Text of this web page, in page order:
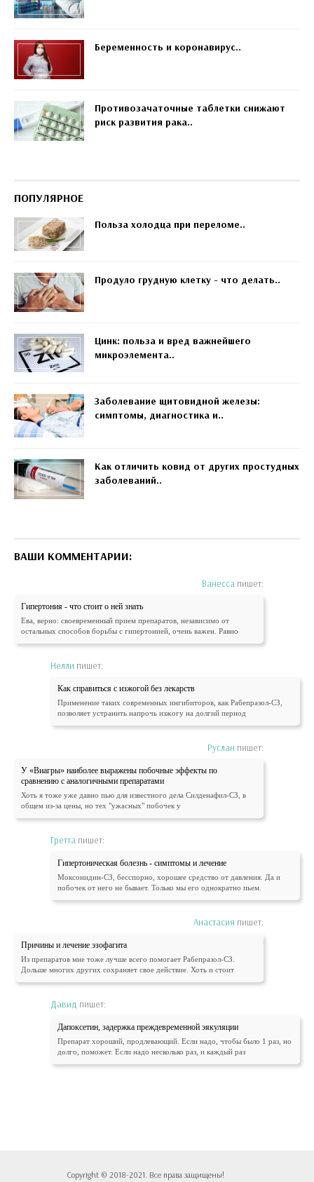
Беременность и коронавирус..
Противозачаточные таблетки снижают
риск развития рака..
ПОПУЛЯРНОЕ
Польза холодца при переломе..
Продуло грудную клетку - что делать..
Цинк: польза и вред важнейшего
микроэлемента..
Заболевание щитовидной железы:
симптомы, диагностика и..
Как отличить ковид от других простудных
заболеваний..
ВАШИ КОММЕНТАРИИ:
Ванесса пишет:
Гипертония - что стоит о ней знать
Ева, верно: своевременный прием препаратов, независимо от
остальных способов борьбы с гипертонией, очень важен. Равно
Нелли пишет:
Как справиться с изжогой без лекарств
Применение таких современных ингибиторов, как Рабепразол-СЗ,
позволяет устранить напрочь изжогу на долгий период
Руслан пишет:
У «Виагры» наиболее выражены побочные эффекты по
сравнению с аналогичными препаратами
Хоть я тоже уже давно пью для известного дела Силденафил-СЗ, в
общем из-за цены, но тех "ужасных" побочек у
Гретта пишет:
Гипертоническая болезнь - симптомы и лечение
Моксонидин-СЗ, бесспорно, хорошее средство от давления. Да и
побочек от него не бывает. Только мы его однократно пьем.
Анастасия пишет:
Причины и лечение эзофагита
Из препаратов мне тоже лучше всего помогает Рабепразол-СЗ.
Дольше многих других сохраняет свое действие. Хоть и стоит
Давид пишет:
Дапоксетин, задержка преждевременной эякуляции
Препарат хороший, продлевающий. Если надо, чтобы было 1 раз, но
долго, поможет. Если надо несколько раз, и каждый раз
Copyright © 2018-2021. Все права защищены!